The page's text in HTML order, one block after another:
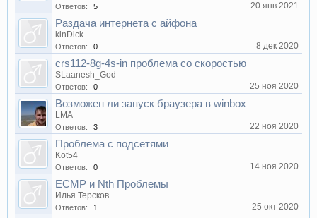
Ответов: 5 20 янв 2021
Раздача интернета с айфона
kinDick
Ответов: 0 8 дек 2020
crs112-8g-4s-in проблема со скоростью
SLaanesh_God
Ответов: 0 25 ноя 2020
Возможен ли запуск браузера в winbox
LMA
Ответов: 3 22 ноя 2020
Проблема с подсетями
Kot54
Ответов: 0 14 ноя 2020
ECMP и Nth Проблемы
Илья Терсков
Ответов: 1 25 окт 2020